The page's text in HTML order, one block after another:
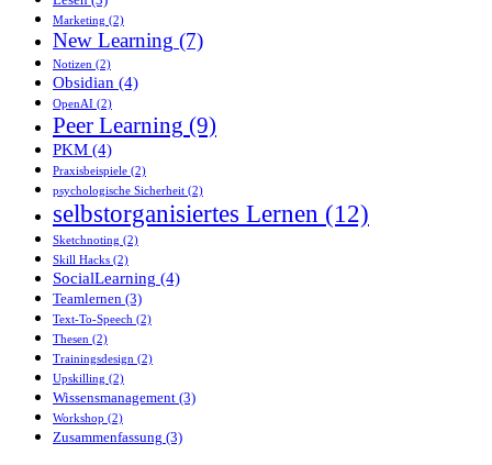
Marketing (2)
New Learning (7)
Notizen (2)
Obsidian (4)
OpenAI (2)
Peer Learning (9)
PKM (4)
Praxisbeispiele (2)
psychologische Sicherheit (2)
selbstorganisiertes Lernen (12)
Sketchnoting (2)
Skill Hacks (2)
SocialLearning (4)
Teamlernen (3)
Text-To-Speech (2)
Thesen (2)
Trainingsdesign (2)
Upskilling (2)
Wissensmanagement (3)
Workshop (2)
Zusammenfassung (3)